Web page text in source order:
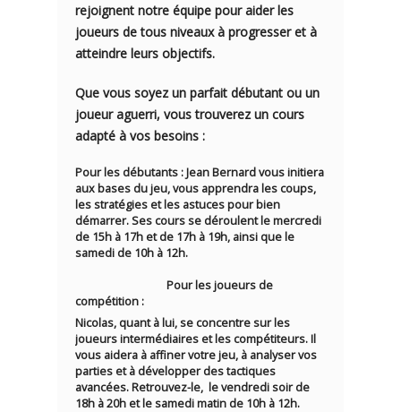
rejoignent notre équipe pour aider les
joueurs de tous niveaux à progresser et à
atteindre leurs objectifs.
Que vous soyez un parfait débutant ou un
joueur aguerri, vous trouverez un cours
adapté à vos besoins :
Pour les débutants : Jean Bernard vous initiera
aux bases du jeu, vous apprendra les coups,
les stratégies et les astuces pour bien
démarrer. Ses cours se déroulent lemercredi
de 15h à 17h et de 17h à 19h, ainsi que le
samedi de 10h à 12h.
Pour les joueurs de
compétition :
Nicolas, quant à lui, se concentre sur les
joueurs intermédiaires et les compétiteurs. Il
vous aidera à affiner votre jeu, à analyser vos
parties et à développer des tactiques
avancées. Retrouvez-le, levendredi soir de
18h à 20h et lesamedi matin de 10h à 12h.